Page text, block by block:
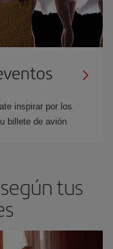
inspirar por los
billete de avión
tus